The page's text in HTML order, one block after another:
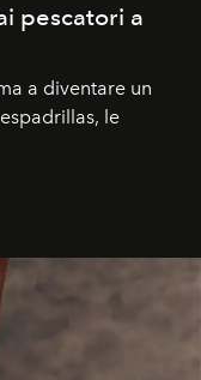
pescatori a
a diventare un
le